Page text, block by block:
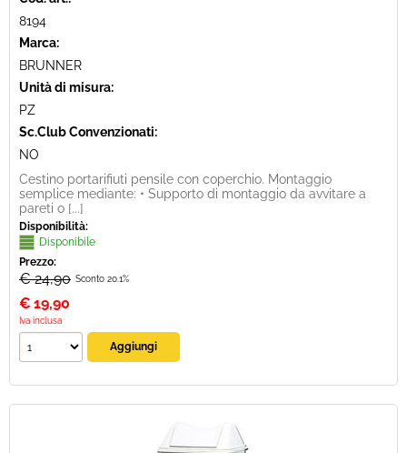
8194
Marca:
BRUNNER
Unità di misura:
PZ
Sc.Club Convenzionati:
NO
Cestino portarifiuti pensile con coperchio. Montaggio
semplice mediante: • Supporto di montaggio da avvitare a
pareti o [...]
Disponibilità:
Disponibile
Prezzo:
€ 24,90 Sconto 20.1%
€ 19,90
Iva inclusa